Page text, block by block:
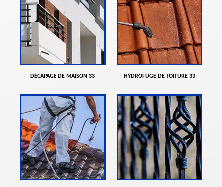
DÉCAPAGE DE MAISON 33 HYDROFUGE DE TOITURE 33